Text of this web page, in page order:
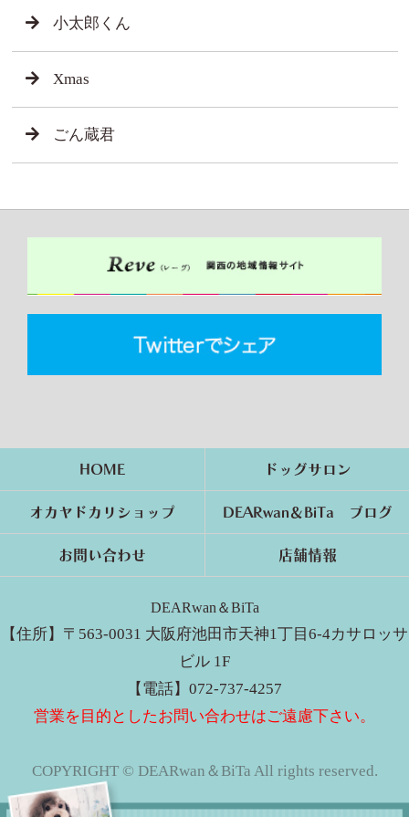
小太郎くん
Xmas
ごん蔵君
HOME ドッグサロン
オカヤドカリショップ DEARwan＆BiTa ブログ
お問い合わせ 店舗情報
DEARwan＆BiTa
【住所】〒563-0031 大阪府池田市天神1丁目6-4カサロッサ
ビル 1F
【電話】072-737-4257
営業を目的としたお問い合わせはご遠慮下さい。
COPYRIGHT © DEARwan＆BiTa All rights reserved.